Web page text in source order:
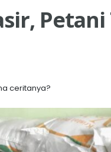
Petani
ceritanya?